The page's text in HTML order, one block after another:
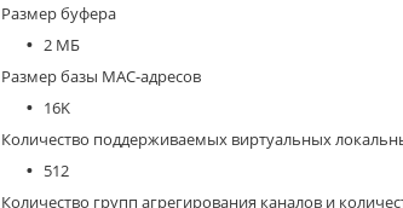
Размер буфера
2 МБ
Размер базы MAC-адресов
16K
Количество поддерживаемых виртуальных
512
Количество групп агрегирования каналов и